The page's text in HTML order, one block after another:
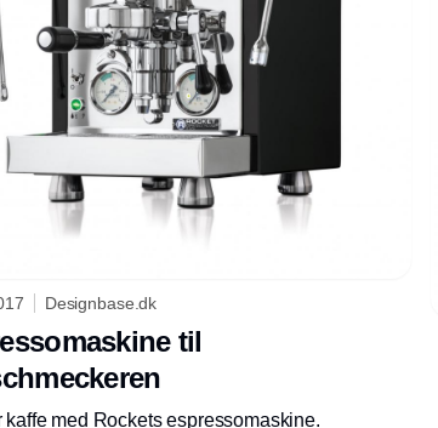
Designbase.dk
til
med Rockets espressomaskine.